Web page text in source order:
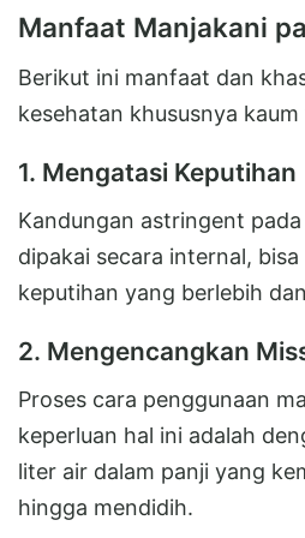
Manfaat Manjakani
Berikut ini manfaat dan
kesehatan khususnya
1. Mengatasi Keputihan
Kandungan astringent
dipakai secara internal,
keputihan yang berlebih
2. Mengencangkan
Proses cara penggunaan
keperluan hal ini adalah
liter air dalam panji yang
hingga mendidih.